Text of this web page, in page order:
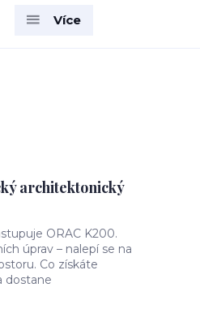
Více
architektonický
ORAC K200.
úprav – nalepí se na
Co získáte
dostane